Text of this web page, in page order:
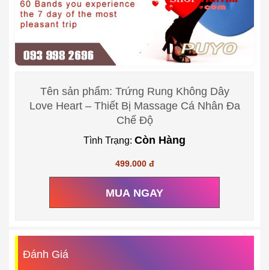
Tên sản phẩm: Trứng Rung Không Dây
Love Heart – Thiết Bị Massage Cá Nhân Đa
Chế Độ
Tình Trạng: Còn Hàng
499.000 đ
MUA NGAY
Đánh Giá